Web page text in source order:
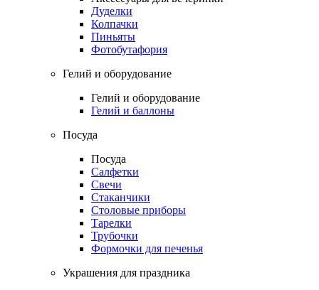
Дуделки
Колпачки
Пиньяты
Фотобутафория
Гелий и оборудование
Гелий и оборудование
Гелий и баллоны
Посуда
Посуда
Салфетки
Свечи
Стаканчики
Столовые приборы
Тарелки
Трубочки
Формочки для печенья
Украшения для праздника